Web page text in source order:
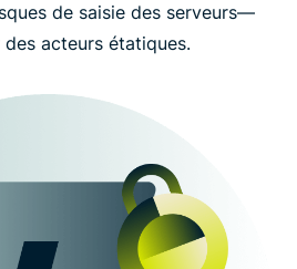
de saisie des serveurs—
acteurs étatiques.